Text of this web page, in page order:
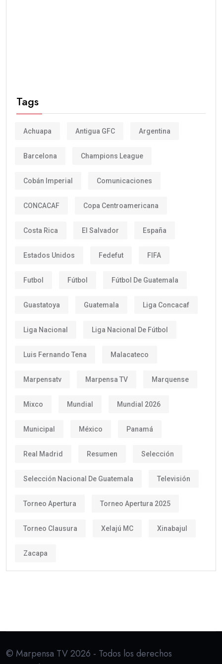
Tags
Achuapa Antigua GFC Argentina
Barcelona Champions League
Cobán Imperial Comunicaciones
CONCACAF Copa Centroamericana
Costa Rica El Salvador España
Estados Unidos Fedefut FIFA
Futbol Fútbol Fútbol De Guatemala
Guastatoya Guatemala Liga Concacaf
Liga Nacional Liga Nacional De Fútbol
Luis Fernando Tena Malacateco
Marpensatv Marpensa TV Marquense
Mixco Mundial Mundial 2026
Municipal México Panamá
Real Madrid Resumen Selección
Selección Nacional De Guatemala Televisión
Torneo Apertura Torneo Apertura 2025
Torneo Clausura Xelajú MC Xinabajul
Zacapa
© Marpensa TV 2026 - Todos los derechos